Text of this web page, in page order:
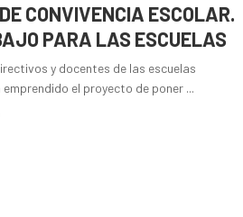
CONVIVENCIA ESCOLAR.
PARA LAS ESCUELAS
y docentes de las escuelas
el proyecto de poner ...